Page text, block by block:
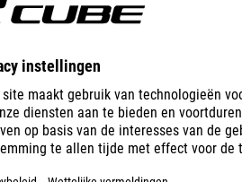
DETAILS
ROAD / XC, MTB / GRAVEL